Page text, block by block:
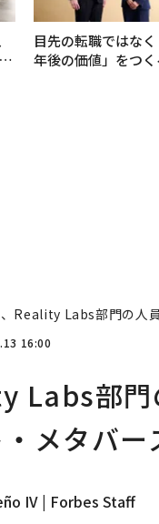
目先の転職ではな
年後の価値」をつ
、Reality Labs部門の人
16:00
Labs部
メタバー
IV | Forbes Staff